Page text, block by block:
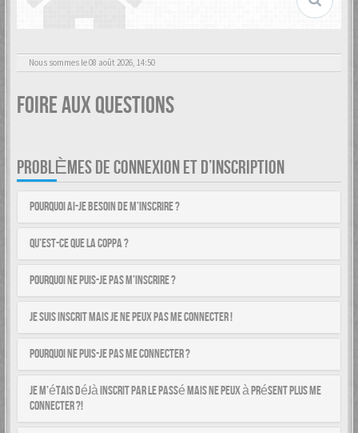
Nous sommes le 08 août 2026, 14:50
Foire aux questions
PROBLÈMES DE CONNEXION ET D’INSCRIPTION
Pourquoi ai-je besoin de m’inscrire ?
Qu’est-ce que la COPPA ?
Pourquoi ne puis-je pas m’inscrire ?
Je suis inscrit mais je ne peux pas me connecter !
Pourquoi ne puis-je pas me connecter ?
Je m’étais déjà inscrit par le passé mais ne peux à présent plus me
connecter ?!